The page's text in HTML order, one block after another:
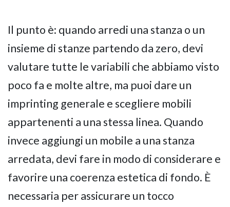
Il punto è: quando arredi una stanza o un
insieme di stanze partendo da zero, devi
valutare tutte le variabili che abbiamo visto
poco fa e molte altre, ma puoi dare un
imprinting generale e scegliere mobili
appartenenti a una stessa linea. Quando
invece aggiungi un mobile a una stanza
arredata, devi fare in modo di considerare e
favorire una coerenza estetica di fondo. È
necessaria per assicurare un tocco